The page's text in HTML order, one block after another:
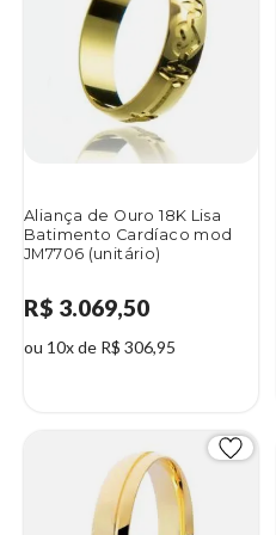
Aliança de Ouro 18K Lisa
Batimento Cardíaco mod
JM7706 (unitário)
R$ 3.069,50
ou 10x de R$ 306,95